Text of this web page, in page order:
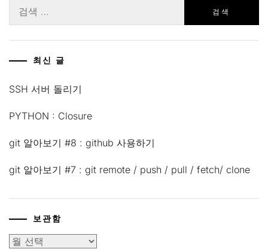
색:
최신 글
SSH 서버 돌리기
PYTHON : Closure
git 알아보기 #8 : github 사용하기
git 알아보기 #7 : git remote / push / pull / fetch/ clone
보관함
보